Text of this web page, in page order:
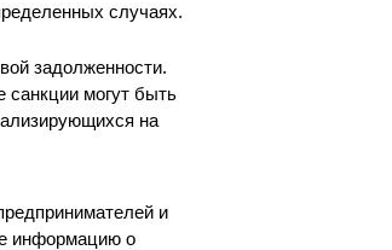
случаях.
задолженности.
санкции могут быть
на
и
информацию о